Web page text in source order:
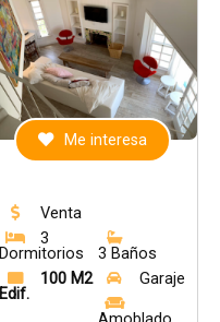
Me interesa
Venta
3
Dormitorios
3 Baños
100 M2
Edif.
Garaje